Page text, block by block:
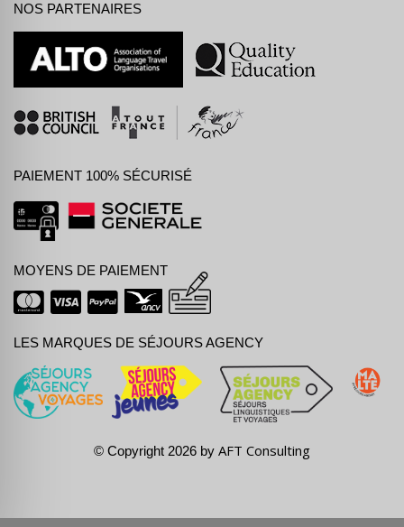
NOS PARTENAIRES
PAIEMENT 100% SÉCURISÉ
MOYENS DE PAIEMENT
LES MARQUES DE SÉJOURS AGENCY
© Copyright 2026 by AFT Consulting